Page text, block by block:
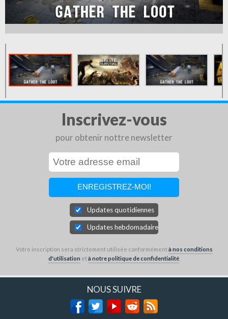
Inscrivez-vous
pour obtenir nottre newsletter
Updates quotidiennes
Updates hebdomadaires
Votre inscription sera strictement utilisée conformémentà nos conditions
d'utilisation età notre politique de confidentialité.
NOUS SUIVRE